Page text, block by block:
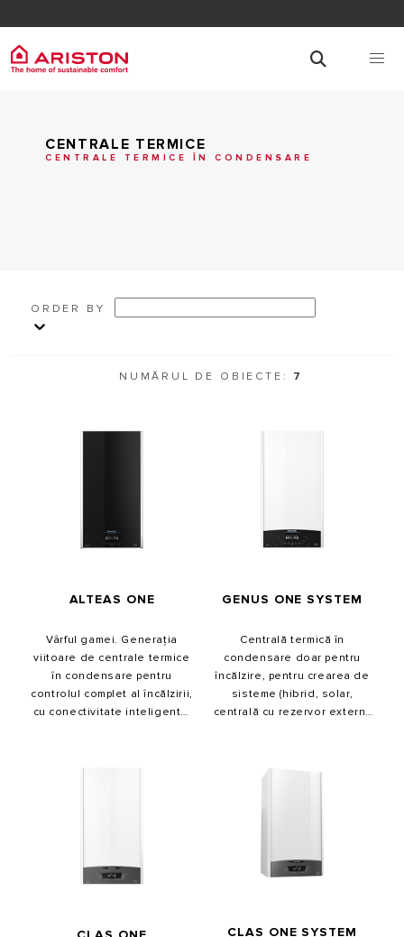
CENTRALE TERMICE
CENTRALE TERMICE ÎN CONDENSARE
ORDER BY
NUMĂRUL DE OBIECTE: 7
ALTEAS ONE
Vârful gamei. Generația
viitoare de centrale termice
în condensare pentru
controlul complet al încălzirii,
cu conectivitate inteligentă.
singur produs. Panou frontal
GENUS ONE SYSTEM
Centrală termică în
condensare doar pentru
încălzire, pentru crearea de
sisteme (hibrid, solar,
centrală cu rezervor extern).
pentru o performanță
CLAS ONE SYSTEM